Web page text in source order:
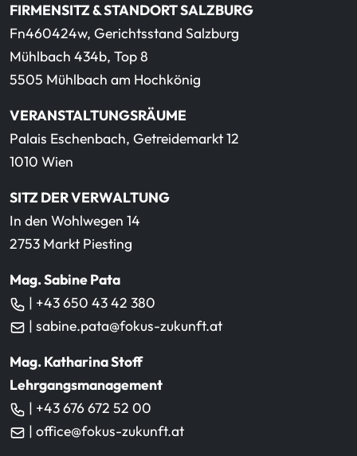
FIRMENSITZ & STANDORT SALZBURG
Fn460424w, Gerichtsstand Salzburg
Mühlbach 434b, Top 8
5505 Mühlbach am Hochkönig
VERANSTALTUNGSRÄUME
Palais Eschenbach, Getreidemarkt 12
1010 Wien
SITZ DER VERWALTUNG
In den Wohlwegen 14
2753 Markt Piesting
Mag. Sabine Pata
| +43 650 43 42 380
| sabine.pata@fokus-zukunft.at
Mag. Katharina Stoff
Lehrgangsmanagement
| +43 676 672 52 00
| office@fokus-zukunft.at